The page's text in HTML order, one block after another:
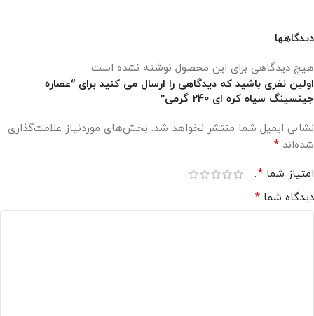
دیدگاهها
هیچ دیدگاهی برای این محصول نوشته نشده است.
اولین نفری باشید که دیدگاهی را ارسال می کنید برای “عصاره
جینسینگ سیاه کره ای 240 گرمی”
نشانی ایمیل شما منتشر نخواهد شد. بخش‌های موردنیاز علامت‌گذاری
شده‌اند *
امتیاز شما *
دیدگاه شما *